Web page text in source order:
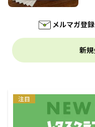
メルマガ登
新
注目